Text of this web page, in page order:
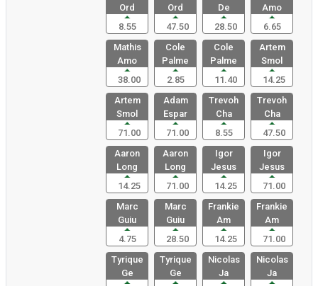
Ord
8.55
Ord
47.50
De
28.50
Amo
6.65
Mathis
Amo
38.00
Cole
Palme
2.85
Cole
Palme
11.40
Artem
Smol
14.25
Artem
Smol
71.00
Adam
Espar
71.00
Trevoh
Cha
8.55
Trevoh
Cha
47.50
Aaron
Long
14.25
Aaron
Long
71.00
Igor
Jesus
14.25
Igor
Jesus
71.00
Marc
Guiu
4.75
Marc
Guiu
28.50
Frankie
Am
14.25
Frankie
Am
71.00
Tyrique
Ge
Tyrique
Ge
Nicolas
Ja
Nicolas
Ja